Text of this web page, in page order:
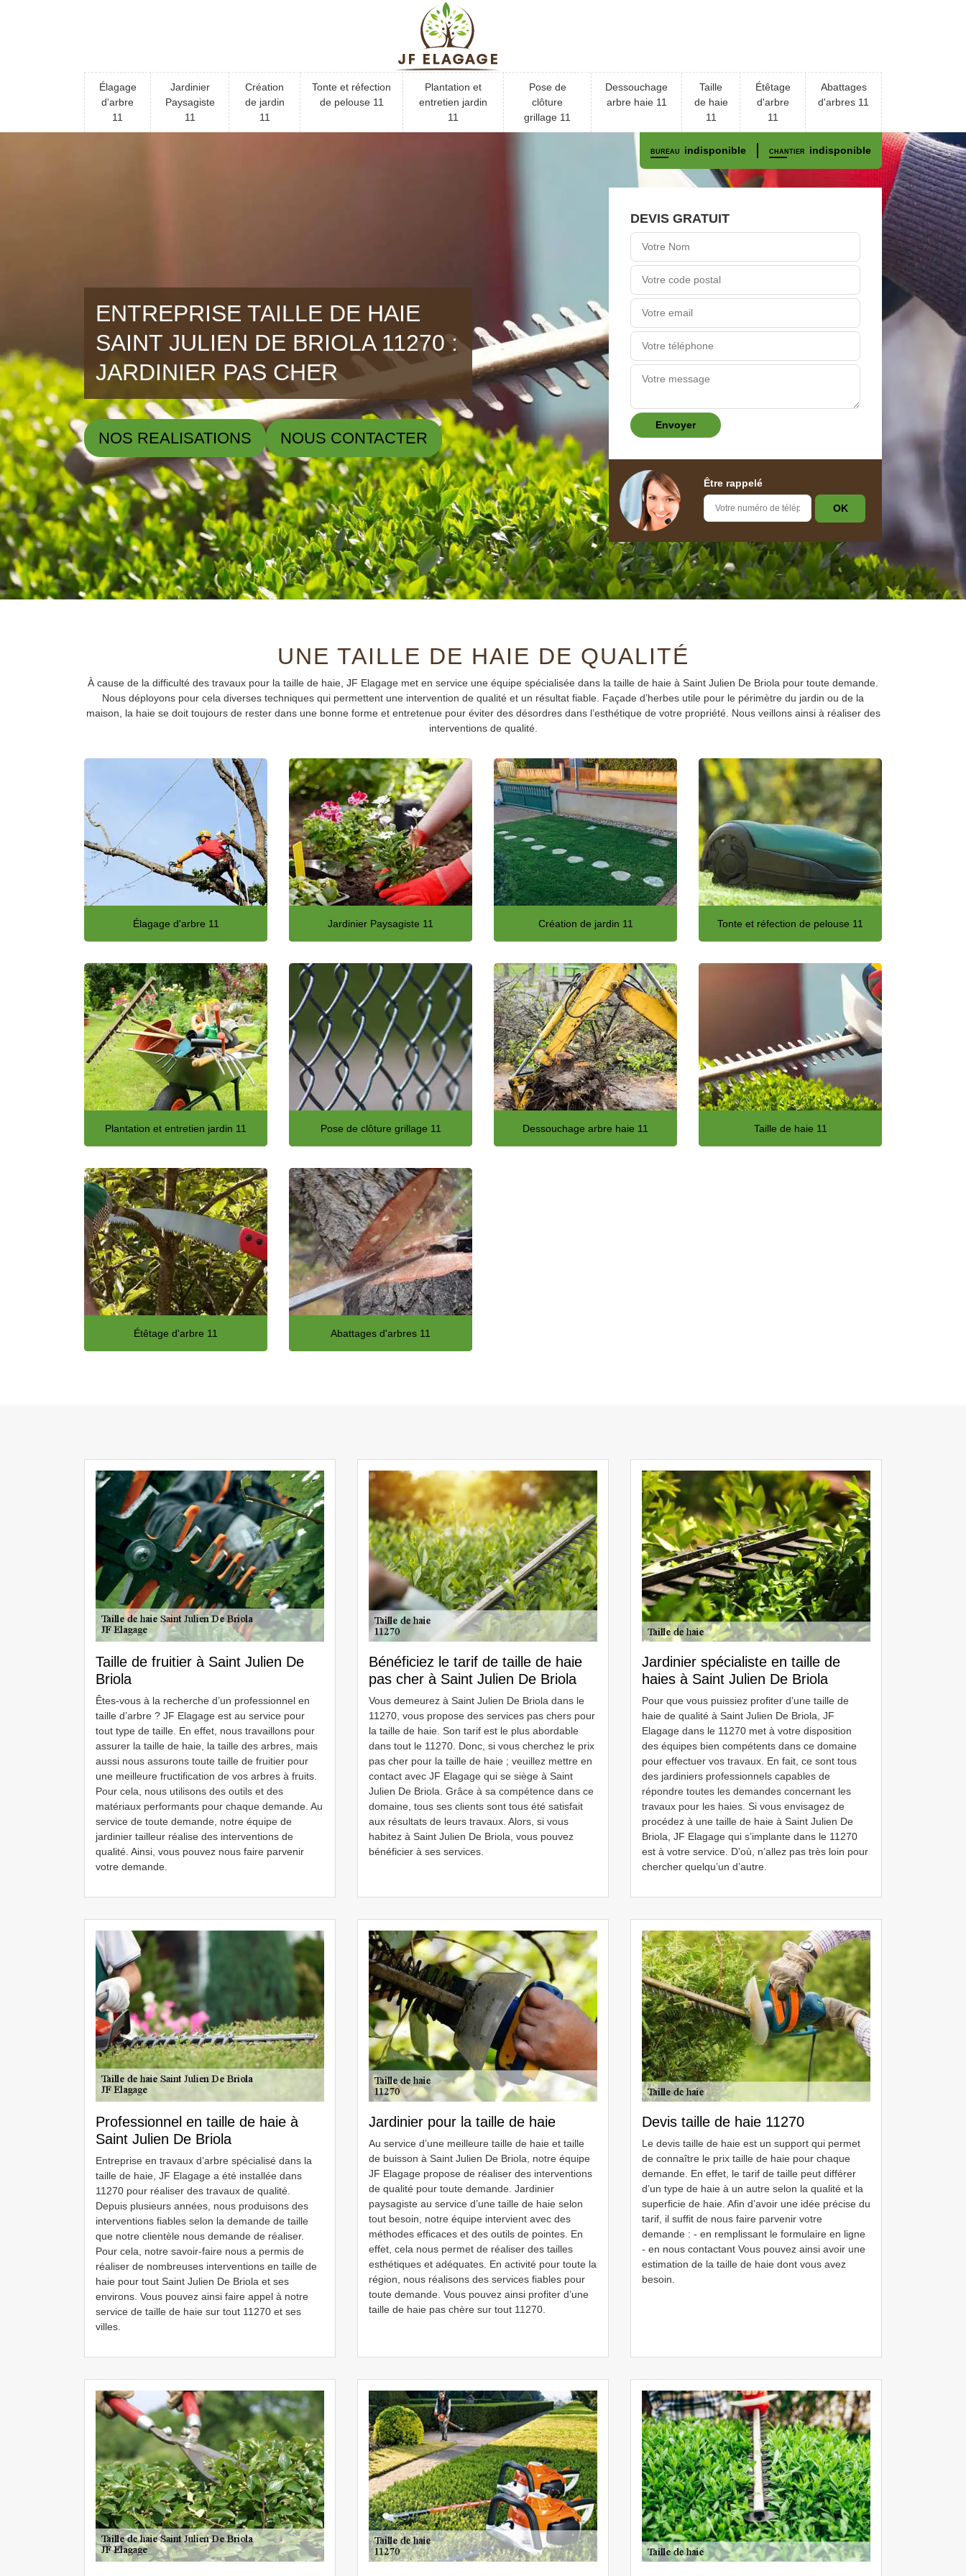
Élagage
d'arbre
11
Jardinier
Paysagiste
11
Création
de jardin
11
Tonte et réfection
de pelouse 11
Plantation et
entretien jardin
11
Pose de
clôture
grillage 11
Dessouchage
arbre haie 11
Taille
de haie
11
Étêtage
d'arbre
11
Abattages
d'arbres 11
BUREAU indisponible CHANTIER indisponible
ENTREPRISE TAILLE DE HAIE
SAINT JULIEN DE BRIOLA 11270 :
JARDINIER PAS CHER
NOS REALISATIONS NOUS CONTACTER
DEVIS GRATUIT
Être rappelé
UNE TAILLE DE HAIE DE QUALITÉ
À cause de la difficulté des travaux pour la taille de haie, JF Elagage met en service une équipe spécialisée dans la taille de haie à Saint Julien De Briola pour toute demande.
Nous déployons pour cela diverses techniques qui permettent une intervention de qualité et un résultat fiable. Façade d’herbes utile pour le périmètre du jardin ou de la
maison, la haie se doit toujours de rester dans une bonne forme et entretenue pour éviter des désordres dans l’esthétique de votre propriété. Nous veillons ainsi à réaliser des
interventions de qualité.
Élagage d'arbre 11 Jardinier Paysagiste 11 Création de jardin 11 Tonte et réfection de pelouse 11
Plantation et entretien jardin 11 Pose de clôture grillage 11 Dessouchage arbre haie 11 Taille de haie 11
Étêtage d'arbre 11 Abattages d'arbres 11
Taille de fruitier à Saint Julien De
Briola
Êtes-vous à la recherche d’un professionnel en
taille d’arbre ? JF Elagage est au service pour
tout type de taille. En effet, nous travaillons pour
assurer la taille de haie, la taille des arbres, mais
aussi nous assurons toute taille de fruitier pour
une meilleure fructification de vos arbres à fruits.
Pour cela, nous utilisons des outils et des
matériaux performants pour chaque demande. Au
service de toute demande, notre équipe de
jardinier tailleur réalise des interventions de
qualité. Ainsi, vous pouvez nous faire parvenir
votre demande.
Bénéficiez le tarif de taille de haie
pas cher à Saint Julien De Briola
Vous demeurez à Saint Julien De Briola dans le
11270, vous propose des services pas chers pour
la taille de haie. Son tarif est le plus abordable
dans tout le 11270. Donc, si vous cherchez le prix
pas cher pour la taille de haie ; veuillez mettre en
contact avec JF Elagage qui se siège à Saint
Julien De Briola. Grâce à sa compétence dans ce
domaine, tous ses clients sont tous été satisfait
aux résultats de leurs travaux. Alors, si vous
habitez à Saint Julien De Briola, vous pouvez
bénéficier à ses services.
Jardinier spécialiste en taille de
haies à Saint Julien De Briola
Pour que vous puissiez profiter d’une taille de
haie de qualité à Saint Julien De Briola, JF
Elagage dans le 11270 met à votre disposition
des équipes bien compétents dans ce domaine
pour effectuer vos travaux. En fait, ce sont tous
des jardiniers professionnels capables de
répondre toutes les demandes concernant les
travaux pour les haies. Si vous envisagez de
procédez à une taille de haie à Saint Julien De
Briola, JF Elagage qui s’implante dans le 11270
est à votre service. D’où, n’allez pas très loin pour
chercher quelqu’un d’autre.
Professionnel en taille de haie à
Saint Julien De Briola
Entreprise en travaux d’arbre spécialisé dans la
taille de haie, JF Elagage a été installée dans
11270 pour réaliser des travaux de qualité.
Depuis plusieurs années, nous produisons des
interventions fiables selon la demande de taille
que notre clientèle nous demande de réaliser.
Pour cela, notre savoir-faire nous a permis de
réaliser de nombreuses interventions en taille de
haie pour tout Saint Julien De Briola et ses
environs. Vous pouvez ainsi faire appel à notre
service de taille de haie sur tout 11270 et ses
villes.
Jardinier pour la taille de haie
Au service d’une meilleure taille de haie et taille
de buisson à Saint Julien De Briola, notre équipe
JF Elagage propose de réaliser des interventions
de qualité pour toute demande. Jardinier
paysagiste au service d’une taille de haie selon
tout besoin, notre équipe intervient avec des
méthodes efficaces et des outils de pointes. En
effet, cela nous permet de réaliser des tailles
esthétiques et adéquates. En activité pour toute la
région, nous réalisons des services fiables pour
toute demande. Vous pouvez ainsi profiter d’une
taille de haie pas chère sur tout 11270.
Devis taille de haie 11270
Le devis taille de haie est un support qui permet
de connaître le prix taille de haie pour chaque
demande. En effet, le tarif de taille peut différer
d’un type de haie à un autre selon la qualité et la
superficie de haie. Afin d’avoir une idée précise du
tarif, il suffit de nous faire parvenir votre
demande : - en remplissant le formulaire en ligne
- en nous contactant Vous pouvez ainsi avoir une
estimation de la taille de haie dont vous avez
besoin.